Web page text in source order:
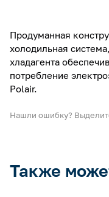
Продуманная
холодильная
хладагента
потребление
Polair.
Нашли ошибку?
Также